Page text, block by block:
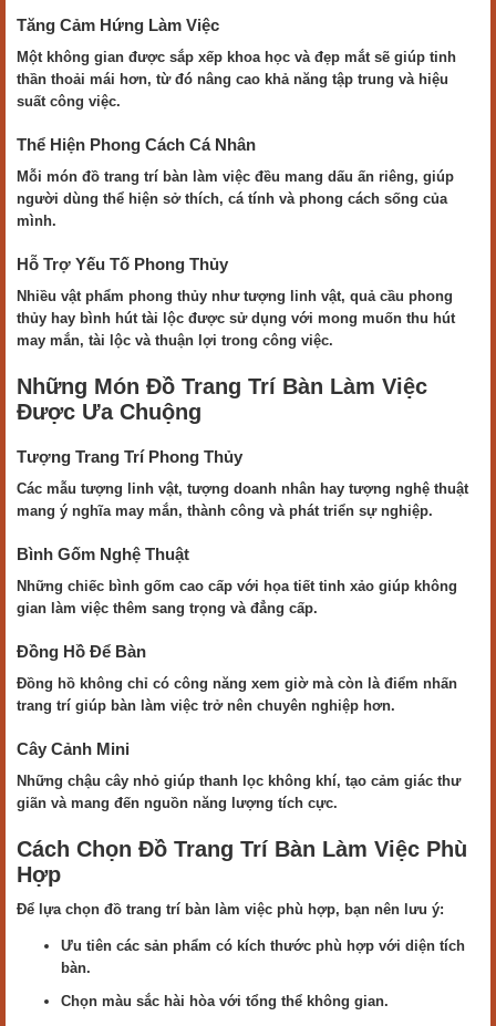
Tăng Cảm Hứng Làm Việc
Một không gian được sắp xếp khoa học và đẹp mắt sẽ giúp tinh
thần thoải mái hơn, từ đó nâng cao khả năng tập trung và hiệu
suất công việc.
Thể Hiện Phong Cách Cá Nhân
Mỗi món đồ trang trí bàn làm việc đều mang dấu ấn riêng, giúp
người dùng thể hiện sở thích, cá tính và phong cách sống của
mình.
Hỗ Trợ Yếu Tố Phong Thủy
Nhiều vật phẩm phong thủy như tượng linh vật, quả cầu phong
thủy hay bình hút tài lộc được sử dụng với mong muốn thu hút
may mắn, tài lộc và thuận lợi trong công việc.
Những Món Đồ Trang Trí Bàn Làm Việc
Được Ưa Chuộng
Tượng Trang Trí Phong Thủy
Các mẫu tượng linh vật, tượng doanh nhân hay tượng nghệ thuật
mang ý nghĩa may mắn, thành công và phát triển sự nghiệp.
Bình Gốm Nghệ Thuật
Những chiếc bình gốm cao cấp với họa tiết tinh xảo giúp không
gian làm việc thêm sang trọng và đẳng cấp.
Đồng Hồ Để Bàn
Đồng hồ không chỉ có công năng xem giờ mà còn là điểm nhấn
trang trí giúp bàn làm việc trở nên chuyên nghiệp hơn.
Cây Cảnh Mini
Những chậu cây nhỏ giúp thanh lọc không khí, tạo cảm giác thư
giãn và mang đến nguồn năng lượng tích cực.
Cách Chọn Đồ Trang Trí Bàn Làm Việc Phù
Hợp
Để lựa chọn đồ trang trí bàn làm việc phù hợp, bạn nên lưu ý:
Ưu tiên các sản phẩm có kích thước phù hợp với diện tích
bàn.
Chọn màu sắc hài hòa với tổng thể không gian.